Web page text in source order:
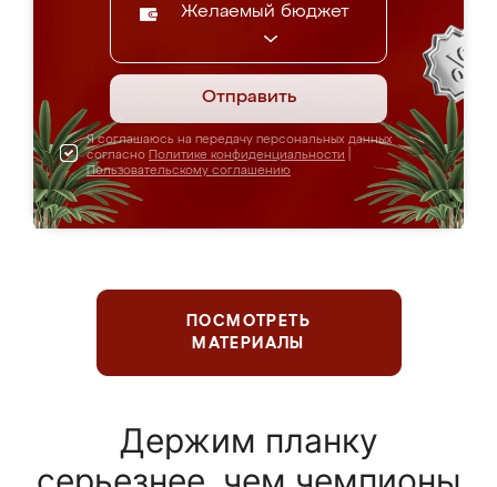
Желаемый бюджет
Отправить
Я соглашаюсь на передачу персональных данных
согласно Политике конфиденциальности
Пользовательскому соглашению
ПОСМОТРЕТЬ
МАТЕРИАЛЫ
Держим планку